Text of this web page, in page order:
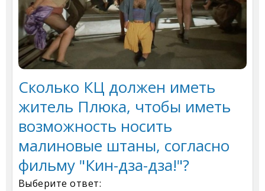
Сколько КЦ должен иметь
житель Плюка, чтобы иметь
возможность носить
малиновые штаны, согласно
фильму "Кин-дза-дза!"?
Выберите ответ: